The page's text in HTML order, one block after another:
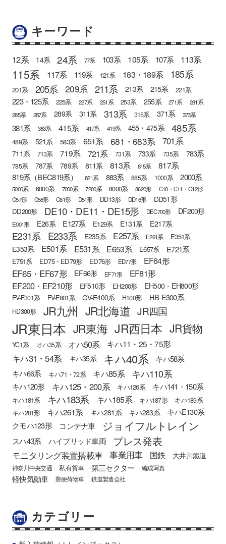
キーワード
12系 14系 24系 77系 103系 105系 107系 113系
115系 117系 119系 121系 183・189系 185系
201系 205系 209系 211系 213系 215系 221系
223・125系 225系 227系 251系 253系 255系 271系
281系
285系
287系 289系 311系 313系 315系 371系 373系
381系 383系 415系 417系 419系 455・475系 485系
489系 521系 583系 651系 681・683系 701系
711系 713系 719系 721系 731系 733系 735系 783系
785系 787系 789系 811系 813系 815系 817系
819系（BEC819系） 821系 883系 885系 1000系 2000系
5000系 6000系 7000系 7200系 8000系 8620形
C10・C11・C12形
C57形
C58形 C61形 D51形 DD13形 DD16形 DD51形
DD200形 DE10・DE11・DE15形 DEC700形 DF200形
E001形 E26系 E127系 E129系 E131系 E217系
E231系 E233系 E235系 E257系 E261系 E351系
E353系 E501系 E531系 E653系 E657系 E721系
E751系 ED75・ED79形 ED76形 ED77形 EF64形
EF65・EF67形 EF66形 EF71形
EF81形
EF200・EF210形
EF510形 EH200形 EH500・EH800形
EV-E301系 EV-E801系 GV-E400系 H100形 HB-E300系
HD300形 JR九州 JR北海道 JR四国
JR東日本 JR東海 JR西日本 JR貨物
YC1系 オハ35系 オハ50系 キハ11・25・75形
キハ31・54系 キハ35系 キハ40系 キハ58系
キハ66系 キハ71・72系 キハ85系 キハ110系
キハ120形 キハ125・200系 キハ126系 キハ141・150系
キハ181系 キハ183系 キハ185系 キハ187形
キハ189系
キハ201形
キハ261系 キハ281系 キハ283系
キハE130系
クモハ123形
コンテナ車 ジョイフルトレイン
スハ43系 ハイブリッド車両 プレス発表
モニタリング装置搭載車 事業用車 国鉄 大井川鐵道
神奈川中央交通 私有貨車 第三セクター 編成写真
軽快気動車 郵便荷物車 鉄道製造会社
カテゴリー